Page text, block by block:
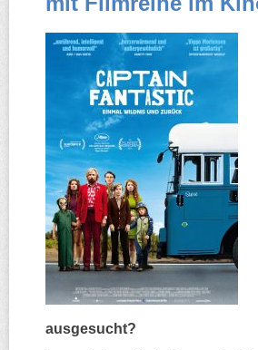
ausgesucht?